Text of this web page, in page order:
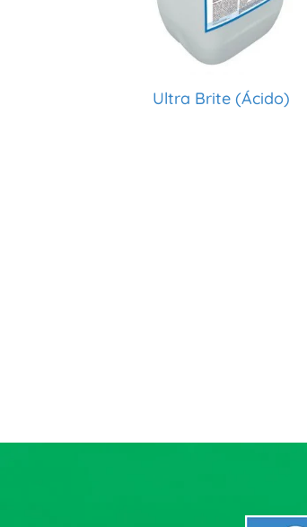
Ultra Brite (Ácido)